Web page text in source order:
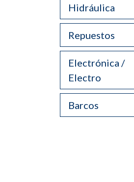
Hidráulica
Repuestos
Electrónica /
Electro
Barcos